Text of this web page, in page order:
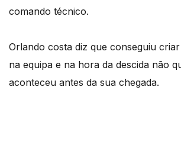
comando técnico.
Orlando costa diz que conseguiu
na equipa e na hora da descida não
aconteceu antes da sua chegada.